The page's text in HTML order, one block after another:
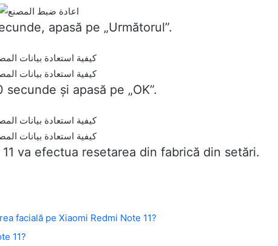
apasă pe „Următorul”.
și apasă pe „OK”.
va efectua resetarea din fabrică din setări.
facială pe Xiaomi Redmi Note 11?
11?